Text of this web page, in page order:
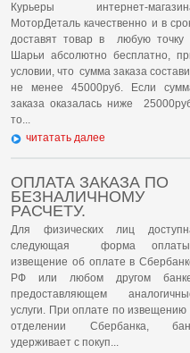
Курьеры интернет-
МоторДеталь качественно и в
доставят товар в любую точку
Шарьи абсолютно бесплатно,
условии, что сумма заказа
не менее 45000руб. Если
заказа оказалась ниже
то...
читатать далее
ОПЛАТА ЗАКАЗА ПО
БЕЗНАЛИЧНОМУ
РАСЧЕТУ.
Для физических лиц
следующая форма
извещение об оплате в
РФ или любом другом
предоставляющем
услуги. При оплате по извещению
отделении Сбербанка,
удерживает с покуп...